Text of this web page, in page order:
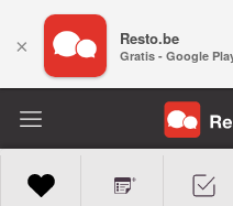
× Resto.be
Gratis - Google